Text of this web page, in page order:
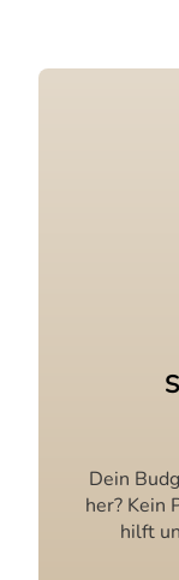
Dein
her? Kein
hilft